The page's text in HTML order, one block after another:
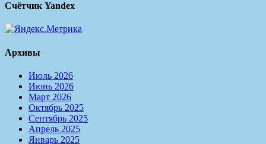
Счётчик Yandex
Архивы
Июль 2026
Июнь 2026
Март 2026
Октябрь 2025
Сентябрь 2025
Апрель 2025
Январь 2025